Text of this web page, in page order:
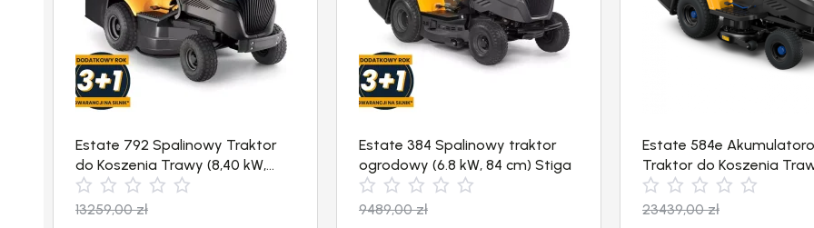
Estate 792 Spalinowy Traktor
do Koszenia Trawy (8,40 kW,
4500 m²) Stiga
13259,00zł
Estate 384 Spalinowy traktor
ogrodowy (6.8 kW, 84 cm) Stiga
9489,00zł
Estate 584e
Traktor do Koszenia
(84cm, 4000m²) Stiga
23439,00zł